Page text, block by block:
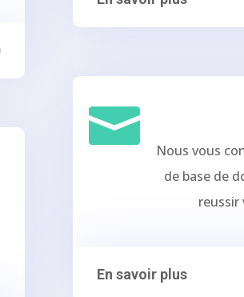

Nous vous
de base de
reussir
En savoir plus